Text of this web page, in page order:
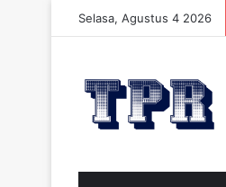
Selasa, Agustus 4 2026